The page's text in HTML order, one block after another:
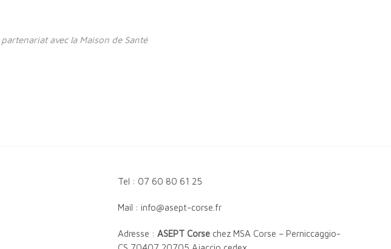
avec la Maison de Santé
Tel : 07 60 80 61 25
Mail : info@asept-corse.fr
Adresse : ASEPT Corsechez MSA Corse – Perniccaggio-